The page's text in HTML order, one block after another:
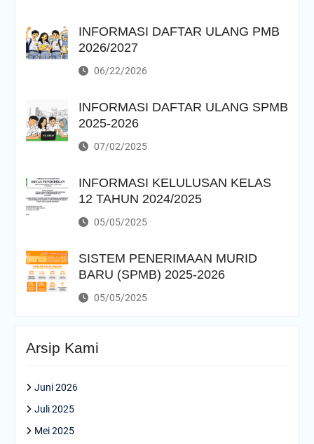
INFORMASI DAFTAR ULANG PMB
2026/2027
06/22/2026
INFORMASI DAFTAR ULANG SPMB
2025-2026
07/02/2025
INFORMASI KELULUSAN KELAS
12 TAHUN 2024/2025
05/05/2025
SISTEM PENERIMAAN MURID
BARU (SPMB) 2025-2026
05/05/2025
Arsip Kami
Juni 2026
Juli 2025
Mei 2025